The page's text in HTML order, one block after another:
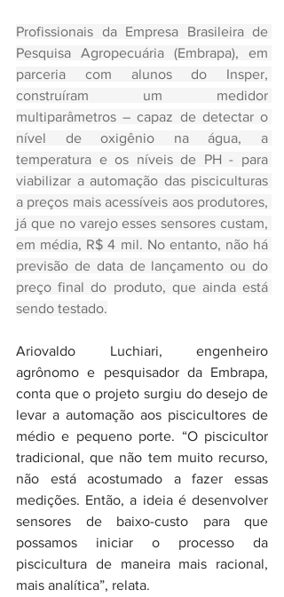
Profissionais da Empresa Brasileira de
Pesquisa Agropecuária (Embrapa), em
parceria com alunos do Insper,
construíram um medidor
multiparâmetros – capaz de detectar o
nível de oxigênio na água, a
temperatura e os níveis de PH - para
viabilizar a automação das pisciculturas
a preços mais acessíveis aos produtores,
já que no varejo esses sensores custam,
em média, R$ 4 mil. No entanto, não há
previsão de data de lançamento ou do
preço final do produto, que ainda está
sendo testado.
Ariovaldo Luchiari, engenheiro
agrônomo e pesquisador da Embrapa,
conta que o projeto surgiu do desejo de
levar a automação aos piscicultores de
médio e pequeno porte. “O piscicultor
tradicional, que não tem muito recurso,
não está acostumado a fazer essas
medições. Então, a ideia é desenvolver
sensores de baixo-custo para que
possamos iniciar o processo da
piscicultura de maneira mais racional,
mais analítica”, relata.